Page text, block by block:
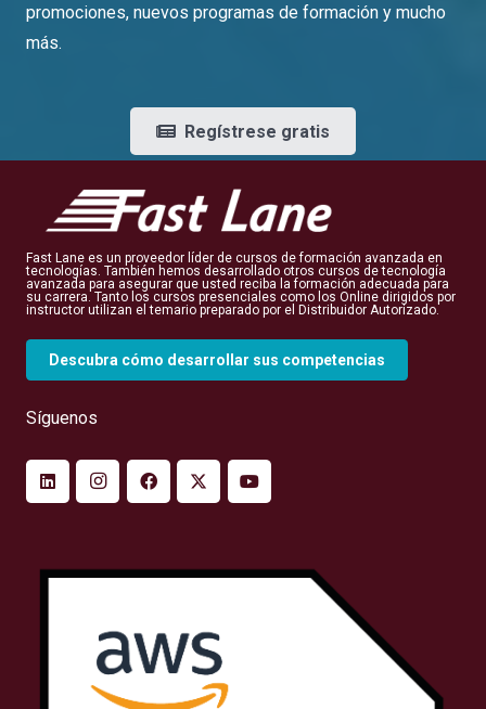
promociones, nuevos programas de formación y mucho
más.
Regístrese gratis
Fast Lane es un proveedor líder de cursos de formación avanzada en
tecnologías. También hemos desarrollado otros cursos de tecnología
avanzada para asegurar que usted reciba la formación adecuada para
su carrera. Tanto los cursos presenciales como los Online dirigidos por
instructor utilizan el temario preparado por el Distribuidor Autorizado.
Descubra cómo desarrollar sus competencias
Síguenos